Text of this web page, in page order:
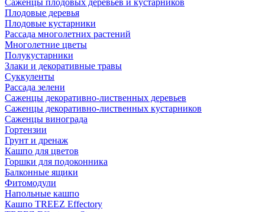
Саженцы плодовых деревьев и кустарников
Плодовые деревья
Плодовые кустарники
Рассада многолетних растений
Многолетние цветы
Полукустарники
Злаки и декоративные травы
Суккуленты
Рассада зелени
Саженцы декоративно-лиственных деревьев
Саженцы декоративно-лиственных кустарников
Саженцы винограда
Гортензии
Грунт и дренаж
Кашпо для цветов
Горшки для подоконника
Балконные ящики
Фитомодули
Напольные кашпо
Кашпо TREEZ Effectory